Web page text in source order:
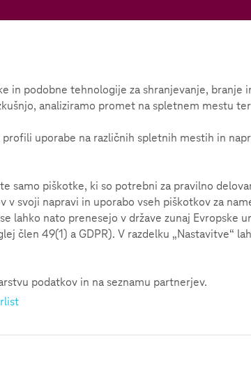
in podobne tehnologije za shranjevanje, branje
analiziramo promet na spletnem mestu
uporabe na različnih spletnih mestih in
samo piškotke, ki so potrebni za pravilno
svoji napravi in uporabo vseh piškotkov za
lahko nato prenesejo v države zunaj Evropske
člen 49(1) a GDPR). V razdelku „Nastavitve“
podatkov in na seznamu partnerjev.